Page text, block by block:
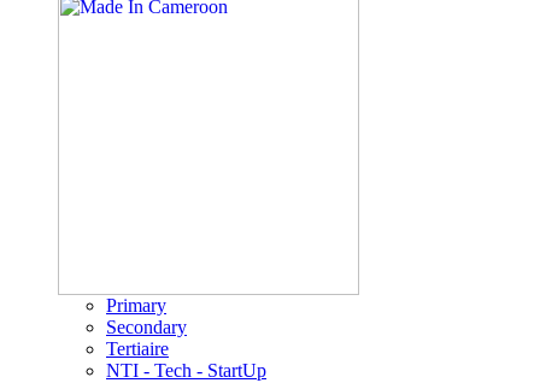
Primary
Secondary
Tertiaire
NTI - Tech - StartUp